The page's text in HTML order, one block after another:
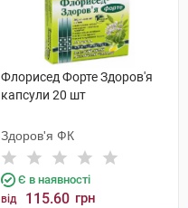
Флорисед Форте Здоров'я
капсули 20 шт
Здоров'я ФК
Є в наявності
від 115.60 грн